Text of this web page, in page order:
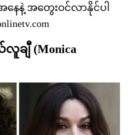
ေနဲ့ အတွေးဝင်လာနိုင်ပါ
ချီ (Monica